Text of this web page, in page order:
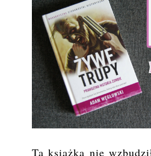
Ta książka nie